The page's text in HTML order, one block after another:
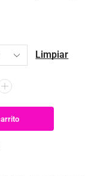
Limpiar